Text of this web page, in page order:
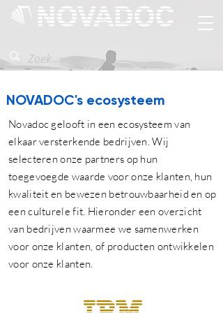
NOVADOC's ecosysteem
Novadoc gelooft in een ecosysteem van
elkaar versterkende bedrijven. Wij
selecteren onze partners op hun
toegevoegde waarde voor onze klanten, hun
kwaliteit en bewezen betrouwbaarheid en op
een culturele fit. Hieronder een overzicht
van bedrijven waarmee we samenwerken
voor onze klanten, of producten ontwikkelen
voor onze klanten.